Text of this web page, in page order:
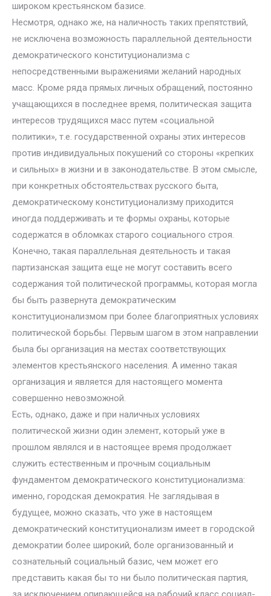
широком крестьянском базисе.
Несмотря, однако же, на наличность таких препятствий,
не исключена возможность параллельной деятельности
демократического конституционализма с
непосредственными выражениями желаний народных
масс. Кроме ряда прямых личных обращений, постоянно
учащающихся в последнее время, политическая защита
интересов трудящихся масс путем «социальной
политики», т.е. государственной охраны этих интересов
против индивидуальных покушений со стороны «крепких
и сильных» в жизни и в законодательстве. В этом смысле,
при конкретных обстоятельствах русского быта,
демократическому конституционализму приходится
иногда поддерживать и те формы охраны, которые
содержатся в обломках старого социального строя.
Конечно, такая параллельная деятельность и такая
партизанская защита еще не могут составить всего
содержания той политической программы, которая могла
бы быть развернута демократическим
конституционализмом при более благоприятных условиях
политической борьбы. Первым шагом в этом направлении
была бы организация на местах соответствующих
элементов крестьянского населения. А именно такая
организация и является для настоящего момента
совершенно невозможной.
Есть, однако, даже и при наличных условиях
политической жизни один элемент, который уже в
прошлом являлся и в настоящее время продолжает
служить естественным и прочным социальным
фундаментом демократического конституционализма:
именно, городская демократия. Не заглядывая в
будущее, можно сказать, что уже в настоящем
демократический конституционализм имеет в городской
демократии более широкий, боле организованный и
сознательный социальный базис, чем может его
представить какая бы то ни было политическая партия,